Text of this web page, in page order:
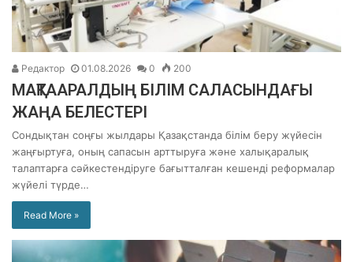
Редактор 01.08.2026 0 200
МАҚТААРАЛДЫҢ БІЛІМ САЛАСЫНДАҒЫ
ЖАҢА БЕЛЕСТЕРІ
Сондықтан соңғы жылдары Қазақстанда білім беру жүйесін
жаңғыртуға, оның сапасын арттыруға және халықаралық
талаптарға сәйкестендіруге бағытталған кешенді реформалар
жүйелі түрде…
Read More »